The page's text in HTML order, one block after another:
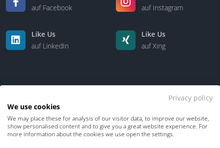
auf Facebook
auf Instagram
Like Us
auf LinkedIn
Like Us
auf Xing
Kontakt Über uns
Privacy policy
We use cookies
We may place these for analysis of our visitor data, to improve our website,
show personalised content and to give you a great website experience. For
more information about the cookies we use open the settings.